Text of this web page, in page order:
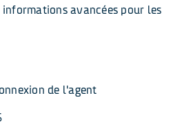
informations avancées pour les
de l'agent